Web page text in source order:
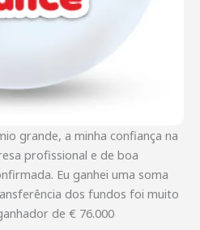
grande, a minha confiança na
profissional e de boa
Eu ganhei uma soma
dos fundos foi muito
de € 76.000